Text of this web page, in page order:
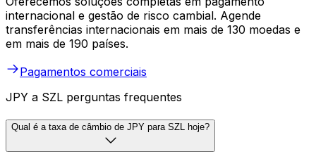
internacional e gestão de risco cambial. Agende
transferências internacionais em mais de 130 moedas e
em mais de 190 países.
Pagamentos comerciais
JPY a SZL perguntas frequentes
Qual é a taxa de câmbio de JPY para SZL hoje?